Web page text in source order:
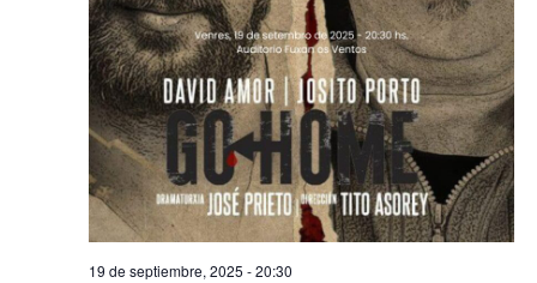
19 de septiembre, 2025 - 20:30